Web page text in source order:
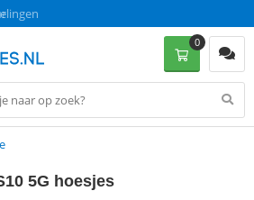
0
5G hoesjes